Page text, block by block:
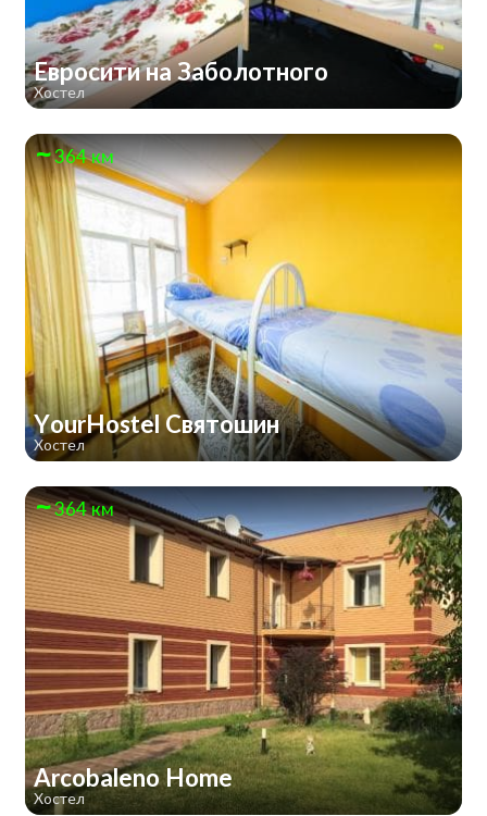
Евросити на Заболотного
Хостел
364 км
YourHostel Святошин
Хостел
364 км
Arcobaleno Home
Хостел